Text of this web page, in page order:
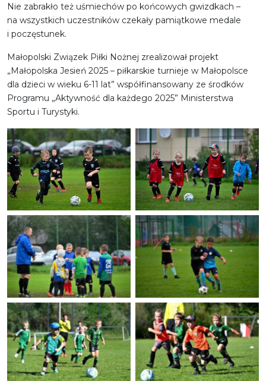
Nie zabrakło też uśmiechów po końcowych gwizdkach –
na wszystkich uczestników czekały pamiątkowe medale
i poczęstunek.
Małopolski Związek Piłki Nożnej zrealizował projekt
„Małopolska Jesień 2025 – piłkarskie turnieje w Małopolsce
dla dzieci w wieku 6-11 lat” współfinansowany ze środków
Programu „Aktywność dla każdego 2025” Ministerstwa
Sportu i Turystyki.